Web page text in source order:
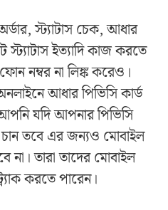
স্ট্যাটাস চেক, আধার
ইত্যাদি কাজ করতে
নম্বর না লিঙ্ক করেও।
আধার পিভিসি কার্ড
যদি আপনার পিভিসি
চান তবে এর জন্যও মোবাইল
না। তারা তাদের মোবাইল
করতে পারেন।